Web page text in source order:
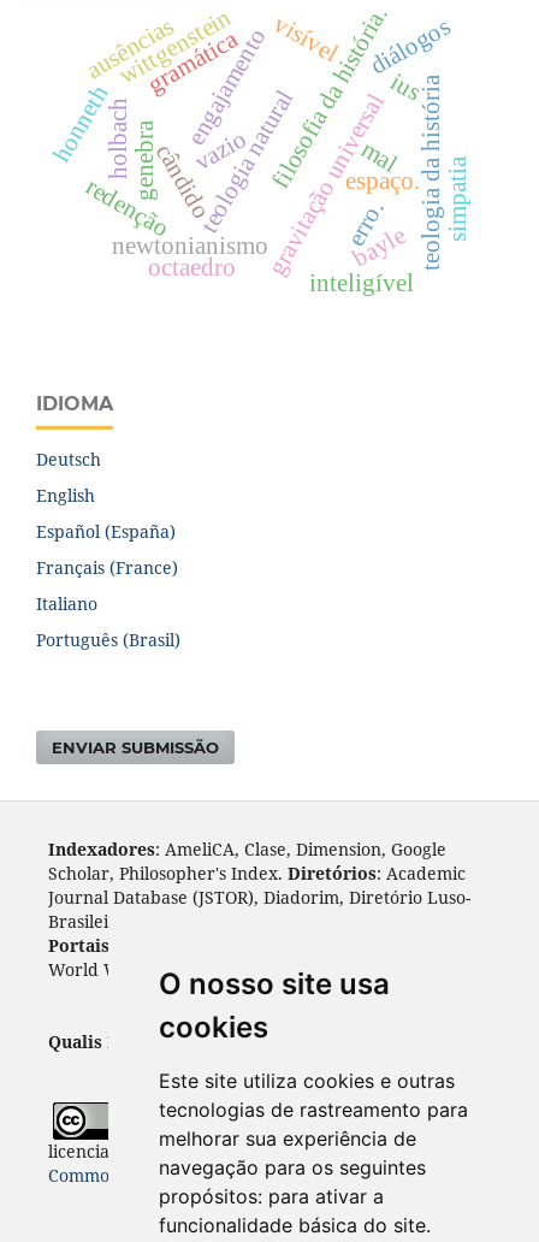
O nosso site usa
cookies
Este site utiliza cookies e outras
tecnologias de rastreamento para
melhorar sua experiência de
navegação para os seguintes
propósitos: para ativar a
funcionalidade básica do site.
mal
teologia naturalgravitação universal
espaço.
vazio
newtonianismo
filosofia da história.
cândido
engajamento
erro.
redenção teologia da história
bayle
genebra
diálogos
gramática
octaedro
wittgenstein
inteligível
visível
ausências
holbach
ius
simpatia
honneth
IDIOMA
Deutsch
English
Español (España)
Français (France)
Italiano
Português (Brasil)
ENVIAR SUBMISSÃO
Indexadores: AmeliCA, Clase, Dimension, Google
Scholar, Philosopher's Index. Diretórios: Academic
Journal Database (JSTOR), Diadorim, Diretório Luso-
Brasileiro, DOAJ, Journal 4 free, ROAD, Socol@ar.
Portais
World Wide Science.
: Cite Factor, OAJI.
Qualis Periódicos - Capes: A1
Todo o conteúdo desta revista está
licenciado sob aLicençaInternacional Creative
Commons 4.0 (CC BY 4.0)